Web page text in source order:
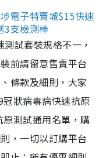
電子特賣城$15快速
3支檢測棒
試套裝規格不一，
前請留意售賣平台
條款及細則，大家
狀病毒病快速抗原
測試通用名單，購
，一切以訂購平台